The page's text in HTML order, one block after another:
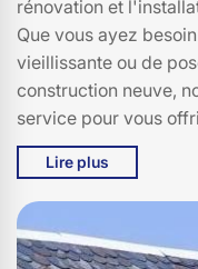
rénovation et
Que vous ayez
vieillissante ou de
construction neuve,
service pour vous
artisans qualifiés
choix pour garantir la
toiture. De plus,
délais et à minimiser
Bati pro couverture,
Lire plus